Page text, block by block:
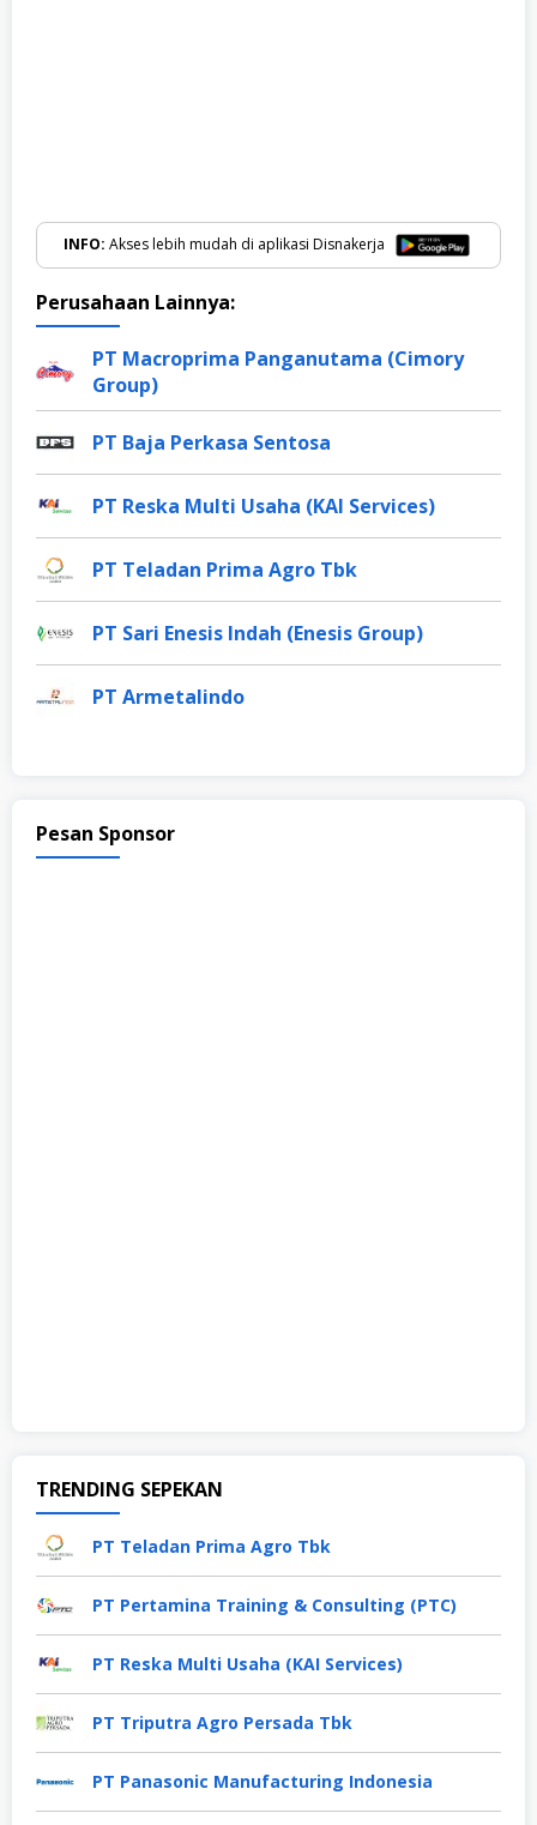
INFO: Akses lebih mudah di aplikasi Disnakerja
Perusahaan Lainnya:
PT Macroprima Panganutama (Cimory
Group)
PT Baja Perkasa Sentosa
PT Reska Multi Usaha (KAI Services)
PT Teladan Prima Agro Tbk
PT Sari Enesis Indah (Enesis Group)
PT Armetalindo
Pesan Sponsor
TRENDING SEPEKAN
PT Teladan Prima Agro Tbk
PT Pertamina Training & Consulting (PTC)
PT Reska Multi Usaha (KAI Services)
PT Triputra Agro Persada Tbk
PT Panasonic Manufacturing Indonesia